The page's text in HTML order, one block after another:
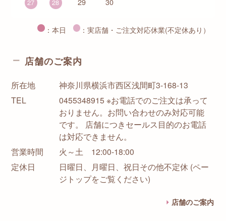
27 28
：本日 ：実店舗・ご注文対応休業(不定休あり）
店舗のご案内
所在地
神奈川県横浜市西区浅間町3-168-13
TEL
0455348915 ※お電話でのご注文は承って
おりません。お問い合わせのみ対応可能
です。 店舗につきセールス目的のお電話
は対応できません。
営業時間
火～土 12:00-18:00
定休日
日曜日、月曜日、祝日その他不定休 (ペー
ジトップをご覧ください)
店舗のご案内